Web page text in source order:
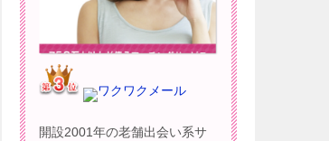
ワクワクメール
開設2001年の老舗出会い系サ